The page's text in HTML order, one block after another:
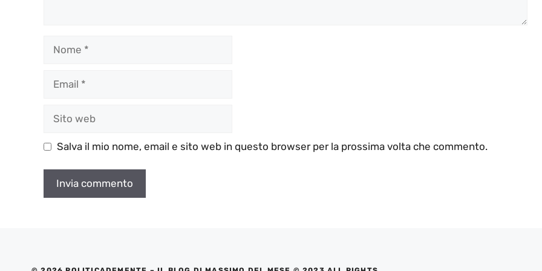
web
Salva il mio nome, email e sito web in questo browser per la prossima volta che commento.